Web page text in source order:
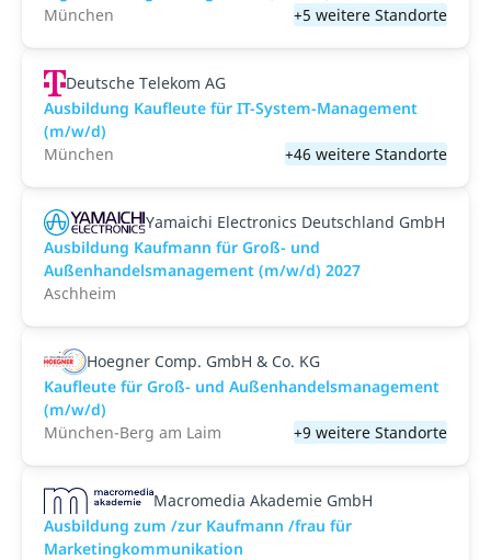
München
+5 weitere Standorte
Deutsche Telekom AG
Ausbildung Kaufleute für IT-System-Management
(m/w/d)
München
+46 weitere Standorte
Yamaichi Electronics Deutschland GmbH
Ausbildung Kaufmann für Groß- und
Außenhandelsmanagement (m/w/d) 2027
Aschheim
Hoegner Comp. GmbH & Co. KG
Kaufleute für Groß- und Außenhandelsmanagement
(m/w/d)
München-Berg am Laim
+9 weitere Standorte
Macromedia Akademie GmbH
Ausbildung zum /zur Kaufmann /frau für
Marketingkommunikation